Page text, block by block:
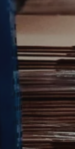
lokale
den rette